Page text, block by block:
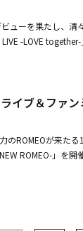
」以降、グ
20日デビューデビ
3人も日本人が所
「OOH-AHHに（
々注目が集まって
保有するガールズ
を証明しました。
外広場でショーケ
バロン、エース、
」「魅力発散
。一度戻られます
止とさせていた
せたり、変わっ
加の方は事前に
します。※サイン
禁止とさせて頂き
にお入れください
ことはありませ
ご確認ください。
08/13/9145/
年5月20日（月）1
開場 13:30 / 開
部 開場 17:30
演 19:00＜会場＞
年3月26日（火
トタイム・全員ハ
会 1.500円（税込
hy-ent.com/2019/
ューを果たし、清
-LOVE
ファン必見だ。■
HALL（東京都
）当日券：￥
※学生割引注意事
は、当日受付に
ます。（同行者
す。・正規料金の
イブ＆ファ
ROMEOが来たる
ROMEO-」を
NEW